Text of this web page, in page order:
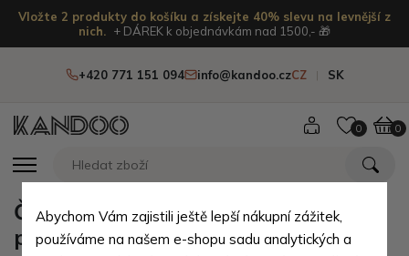
Vložte 2 produkty do košíku a získejte 40% slevu na levnější z
nich.
+ DÁREK k objednávkám nad 1500,- 🎁
+420 771 151 094 info@kandoo.czCZ SK
0 0
Červenočerná pánská kožená
peněženka Elof
Abychom Vám zajistili ještě lepší nákupní zážitek,
používáme na našem e-shopu sadu analytických a